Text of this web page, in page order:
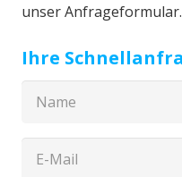
unser Anfrageformular.
Ihre